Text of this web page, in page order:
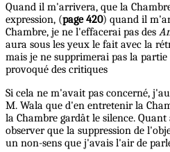
Quand il m'arrivera, que la
expression, (page 420) quand il
Chambre, je ne l'effacerai pas des
aura sous les yeux le fait avec la
mais je ne supprimerai pas la
provoqué des critiques
Si cela ne m'avait pas concerné,
M. Wala que d'en entretenir la
la Chambre gardât le silence.
observer que la suppression de
un non-sens que j'avais l'air de